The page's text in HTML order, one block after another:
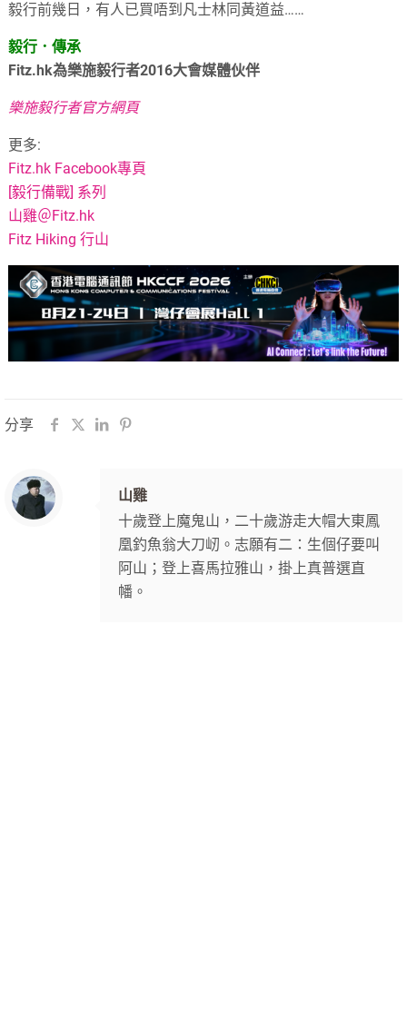
毅行前幾日，有人已買唔到凡士林同黃道益……
毅行．傳承
Fitz.hk為樂施毅行者2016大會媒體伙伴
樂施毅行者官方網頁
更多:
Fitz.hk Facebook專頁
[毅行備戰] 系列
山雞＠Fitz.hk
Fitz Hiking 行山
分享
山雞
十歲登上魔鬼山，二十歲游走大帽大東鳳
凰釣魚翁大刀屻。志願有二：生個仔要叫
阿山；登上喜馬拉雅山，掛上真普選直
幡。